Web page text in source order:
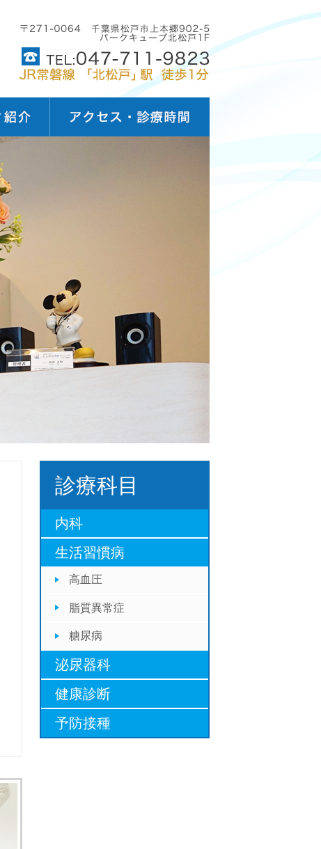
診療科目
内科
生活習慣病
高血圧
脂質異常症
糖尿病
泌尿器科
健康診断
予防接種